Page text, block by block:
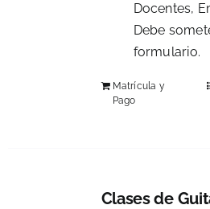
Docentes,
Debe
formulario.
Matrícula y
Pago
Clases de